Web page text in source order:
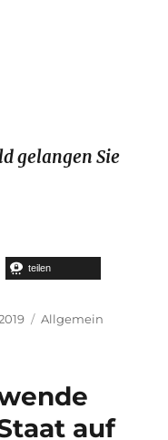
gelangen Sie
teilen
Kategorien
Allgemein
auf